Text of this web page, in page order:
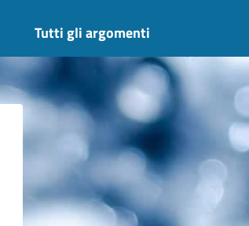
Tutti gli argomenti